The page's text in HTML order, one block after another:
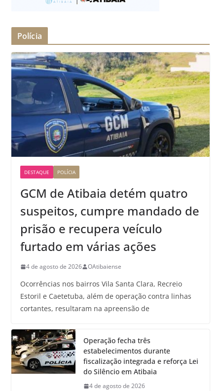
Polícia
DESTAQUE POLÍCIA
GCM de Atibaia detém quatro
suspeitos, cumpre mandado de
prisão e recupera veículo
furtado em várias ações
4 de agosto de 2026 OAtibaiense
Ocorrências nos bairros Vila Santa Clara, Recreio
Estoril e Caetetuba, além de operação contra linhas
cortantes, resultaram na apreensão de
Operação fecha três
estabelecimentos durante
fiscalização integrada e reforça Lei
do Silêncio em Atibaia
4 de agosto de 2026